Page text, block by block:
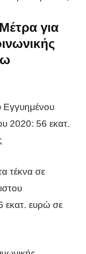
για
Εγγυημένου
2020: 56 εκατ.
τέκνα σε
εκατ. ευρώ σε